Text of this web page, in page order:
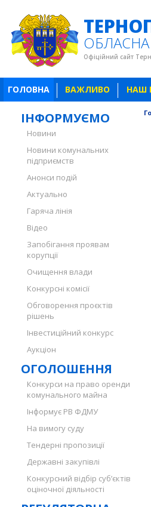
Офіційний сайт
ГОЛОВНА ВАЖЛИВО НАШ
ІНФОРМУЄМО
Новини
Новини комунальних
підприємств
Анонси подій
Актуально
Гаряча лінія
Відео
Запобігання проявам
корупції
Очищення влади
Конкурсні комісії
Обговорення проєктів
рішень
Інвестиційний конкурс
Аукціон
ОГОЛОШЕННЯ
Конкурси на право оренди
комунального майна
Інформує РВ ФДМУ
На вимогу суду
Тендерні пропозиції
Державні закупівлі
Конкурсний відбір суб’єктів
оціночної діяльності